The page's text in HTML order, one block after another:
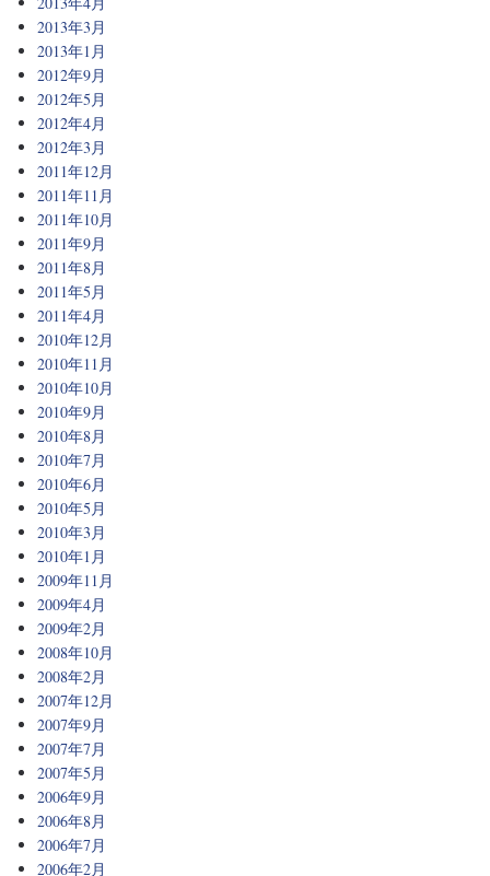
2013年3月
2013年1月
2012年9月
2012年5月
2012年4月
2012年3月
2011年12月
2011年11月
2011年10月
2011年9月
2011年8月
2011年5月
2011年4月
2010年12月
2010年11月
2010年10月
2010年9月
2010年8月
2010年7月
2010年6月
2010年5月
2010年3月
2010年1月
2009年11月
2009年4月
2009年2月
2008年10月
2008年2月
2007年12月
2007年9月
2007年7月
2007年5月
2006年9月
2006年8月
2006年7月
2006年2月